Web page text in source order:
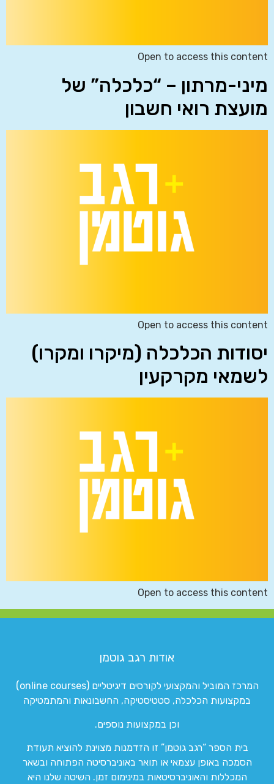
Open to access this content
מיני-מרתון – “כלכלה” של
מועצת רואי חשבון
Open to access this content
יסודות הכלכלה (מיקרו ומקרו)
לשמאי מקרקעין
Open to access this content
אודות רגב גוטמן
המרכז המוביל והמקצועי לקורסים דיגיטליים (online courses)
במקצועות הכלכלה, סטטיסטיקה, החשבונאות והמתמטיקה
וכן במקצועות נוספים.
בית הספר “רגב גוטמן” זו הזדמנות מצוינת להוציא תעודת
הסמכה באופן עצמאי או תואר באוניברסיטה הפתוחה ובשאר
המכללות והאוניברסיטאות במינימום זמן. השיטה שלנו היא